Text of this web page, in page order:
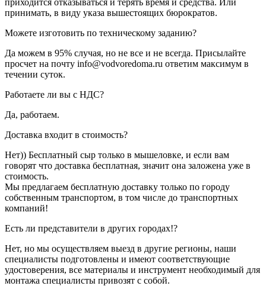
принимать, в виду указа вышестоящих бюрократов.
Можете изготовить по техническому заданию?
Да можем в 95% случая, но не все и не всегда. Присылайте
просчет на почту info@vodvoredoma.ru ответим максимум в
течении суток.
Работаете ли вы с НДС?
Да, работаем.
Доставка входит в стоимость?
Нет)) Бесплатный сыр только в мышеловке, и если вам
говорят что доставка бесплатная, значит она заложена уже в
стоимость.
Мы предлагаем бесплатную доставку только по городу
собственным транспортом, в том числе до транспортных
компаний!
Есть ли представители в других городах!?
Нет, но мы осуществляем выезд в другие регионы, наши
специалисты подготовлены и имеют соответствующие
удостоверения, все материалы и инструмент необходимый для
монтажа специалисты привозят с собой.